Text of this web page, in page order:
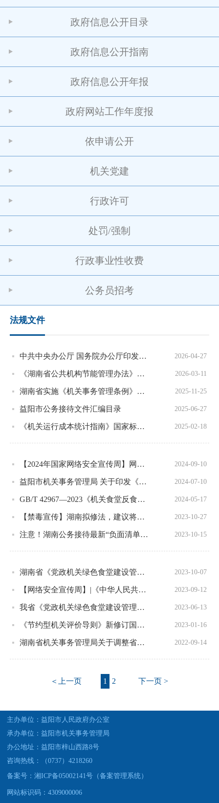
政府信息公开目录
政府信息公开指南
政府信息公开年报
政府网站工作年度报
依申请公开
机关党建
行政许可
处罚/强制
行政事业性收费
公务员招考
法规文件
中共中央办公厅 国务院办公厅印发《碳达峰碳中和综合评价考核办法》 2026-04-27
《湖南省公共机构节能管理办法》（全文） 2026-03-11
湖南省实施《机关事务管理条例》办法 2025-11-25
益阳市公务接待文件汇编目录 2025-06-27
《机关运行成本统计指南》国家标准发布 2025-02-18
【2024年国家网络安全宣传周】网络安全为人民，网络安全靠人民 2024-09-10
益阳市机关事务管理局 关于印发《关于落实党政机关习惯过紧日子 要求的十条具体措施》的通知 2024-07-10
GB/T 42967—2023《机关食堂反食品浪费工作指南》解读 2024-05-17
【禁毒宣传】湖南拟修法，建议将禁毒知识纳入中考范围 2023-10-27
注意！湖南公务接待最新“负面清单”来了 2023-10-15
湖南省《党政机关绿色食堂建设管理规范》地方标准正式发布 2023-10-07
【网络安全宣传周】|《中华人民共和国网络安全法》 2023-09-12
我省《党政机关绿色食堂建设管理规范》地方标准正式发布 2023-06-13
《节约型机关评价导则》新修订国家标准通过审查 2023-01-16
湖南省机关事务管理局关于调整省直单位住房公积金部分政策和流程的通知 2022-09-14
＜上一页 1 2 下一页 >
主办单位：益阳市人民政府办公室
承办单位：益阳市机关事务管理局
办公地址：益阳市梓山西路8号
咨询热线：（0737）4218260
备案号：湘ICP备05002141号（备案管理系统）
网站标识码：4309000006